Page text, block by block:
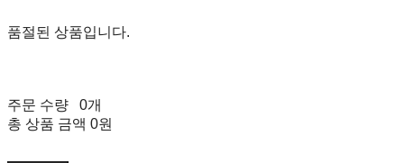
품절된 상품입니다.
주문 수량
0개
총 상품 금액 0원